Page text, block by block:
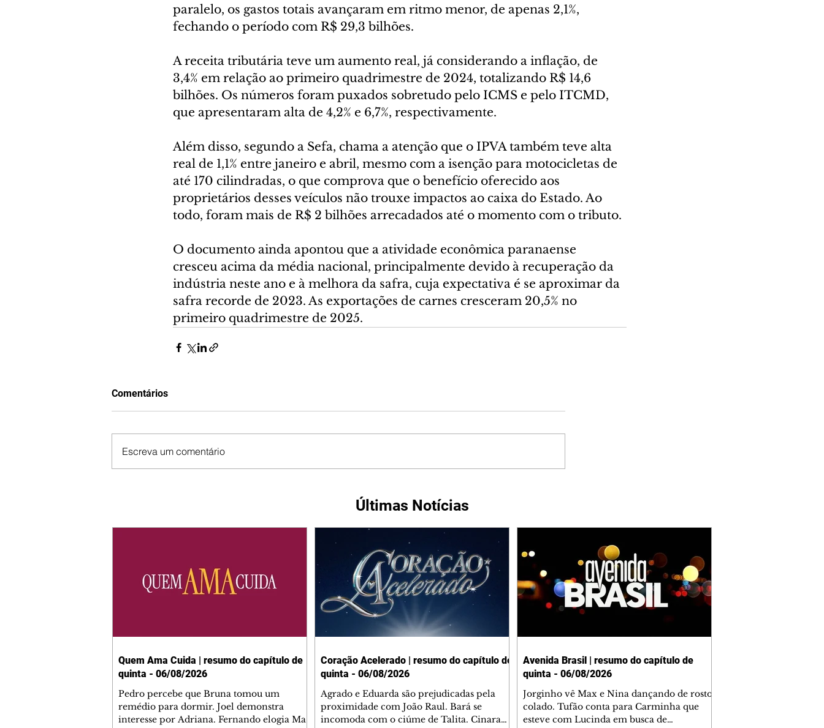
paralelo, os gastos totais avançaram em ritmo menor, de apenas 2,1%,
fechando o período com R$ 29,3 bilhões.
A receita tributária teve um aumento real, já considerando a inflação, de
3,4% em relação ao primeiro quadrimestre de 2024, totalizando R$ 14,6
bilhões. Os números foram puxados sobretudo pelo ICMS e pelo ITCMD,
que apresentaram alta de 4,2% e 6,7%, respectivamente.
Além disso, segundo a Sefa, chama a atenção que o IPVA também teve alta
real de 1,1% entre janeiro e abril, mesmo com a isenção para motocicletas de
até 170 cilindradas, o que comprova que o benefício oferecido aos
proprietários desses veículos não trouxe impactos ao caixa do Estado. Ao
todo, foram mais de R$ 2 bilhões arrecadados até o momento com o tributo.
O documento ainda apontou que a atividade econômica paranaense
cresceu acima da média nacional, principalmente devido à recuperação da
indústria neste ano e à melhora da safra, cuja expectativa é se aproximar da
safra recorde de 2023. As exportações de carnes cresceram 20,5% no
primeiro quadrimestre de 2025.
Comentários
Escreva um comentário
Últimas Notícias
Quem Ama Cuida | resumo do capítulo de
quinta - 06/08/2026
Pedro percebe que Bruna tomou um
remédio para dormir. Joel demonstra
interesse por Adriana. Fernando elogia Mau
Coração Acelerado | resumo do capítulo de
quinta - 06/08/2026
Agrado e Eduarda são prejudicadas pela
proximidade com João Raul. Bará se
incomoda com o ciúme de Talita. Cinara
Avenida Brasil | resumo do capítulo de
quinta - 06/08/2026
Jorginho vê Max e Nina dançando de rosto
colado. Tufão conta para Carminha que
esteve com Lucinda em busca de